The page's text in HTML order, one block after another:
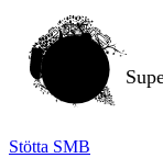
Stötta SMB